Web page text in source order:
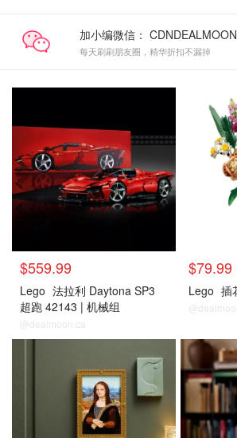
加小编微信：
每天刷刷朋友圈，精华折扣不漏掉
$559.99
Lego 法拉利 Daytona SP3
超跑 42143 | 机械组
@dealmoon.ca
$79.99
Lego 插